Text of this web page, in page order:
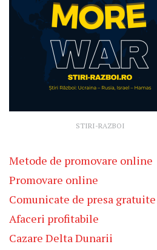
STIRI-RAZBOI
Metode de promovare online
Promovare online
Comunicate de presa gratuite
Afaceri profitabile
Cazare Delta Dunarii